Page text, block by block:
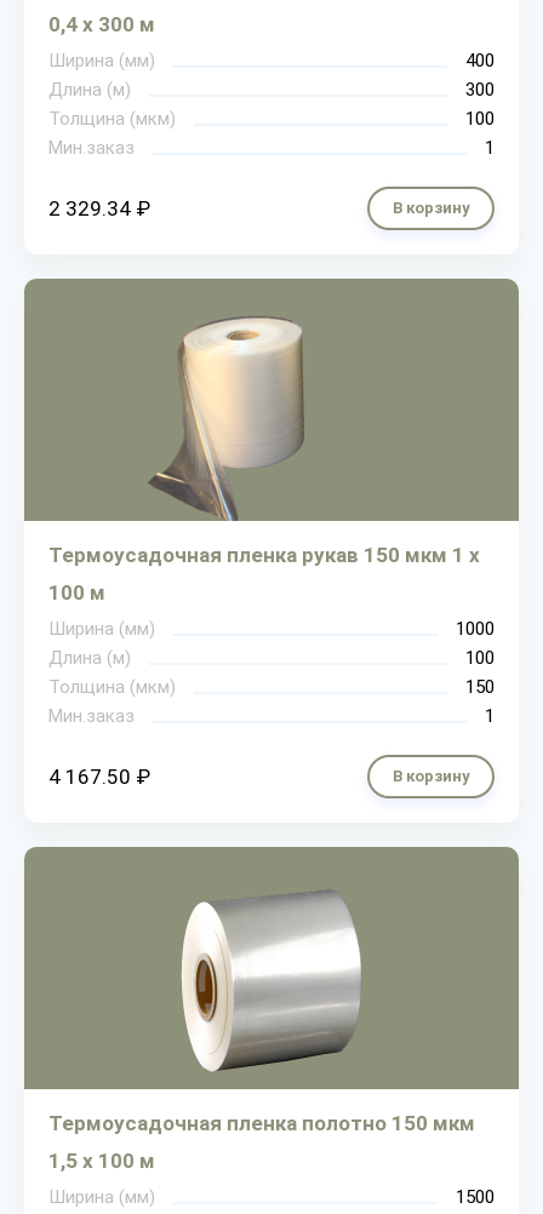
0,4 х 300 м
Ширина (мм)
400
Длина (м)
300
Толщина (мкм)
100
Мин.заказ
1
2 329.34 ₽ В корзину
Термоусадочная пленка рукав 150 мкм 1 х
100 м
Ширина (мм)
1000
Длина (м)
100
Толщина (мкм)
150
Мин.заказ
1
4 167.50 ₽ В корзину
Термоусадочная пленка полотно 150 мкм
1,5 х 100 м
Ширина (мм)
1500